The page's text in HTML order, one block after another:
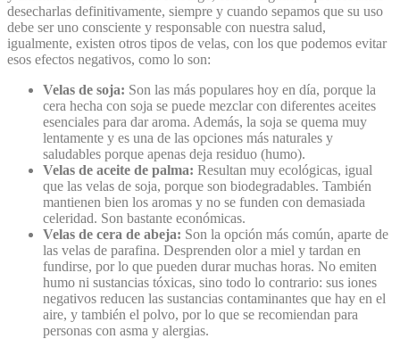
desecharlas definitivamente, siempre y cuando sepamos que su uso
debe ser uno consciente y responsable con nuestra salud,
igualmente, existen otros tipos de velas, con los que podemos evitar
esos efectos negativos, como lo son:
Velas de soja: Son las más populares hoy en día, porque la
cera hecha con soja se puede mezclar con diferentes aceites
esenciales para dar aroma. Además, la soja se quema muy
lentamente y es una de las opciones más naturales y
saludables porque apenas deja residuo (humo).
Velas de aceite de palma: Resultan muy ecológicas, igual
que las velas de soja, porque son biodegradables. También
mantienen bien los aromas y no se funden con demasiada
celeridad. Son bastante económicas.
Velas de cera de abeja: Son la opción más común, aparte de
las velas de parafina. Desprenden olor a miel y tardan en
fundirse, por lo que pueden durar muchas horas. No emiten
humo ni sustancias tóxicas, sino todo lo contrario: sus iones
negativos reducen las sustancias contaminantes que hay en el
aire, y también el polvo, por lo que se recomiendan para
personas con asma y alergias.